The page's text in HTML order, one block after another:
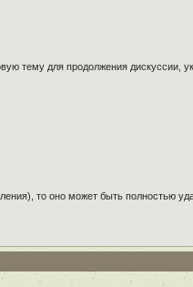
тему для продолжения дискуссии,
то оно может быть полностью